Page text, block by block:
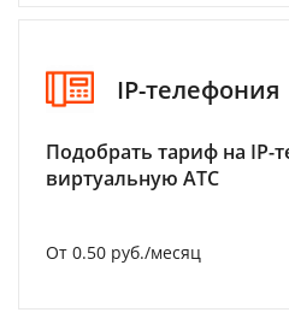
IP-телефония
Подобрать тариф на IP-
виртуальную АТС
От 0.50 руб./месяц